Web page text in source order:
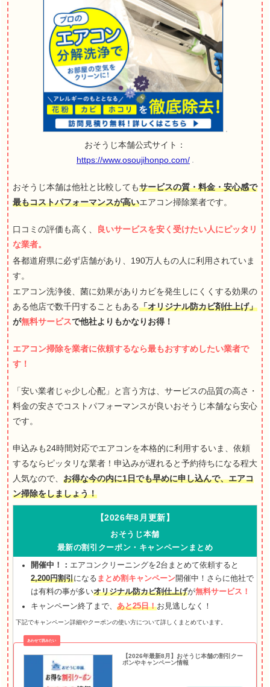
おそうじ本舗公式サイト：
https://www.osoujihonpo.com/
おそうじ本舗は他社と比較してもサービスの質・料金・安心感で
最もコストパフォーマンスが高いエアコン掃除業者です。
口コミの評価も高く、
良いサービスを安く受けたい人にピッタリ
な業者。
各都道府県に必ず店舗があり、190万人もの人に利用されていま
す。
エアコン洗浄後、菌に効果がありカビを発生しにくくする効果の
ある他店で数千円することもある「オリジナル防カビ剤仕上げ」
が無料サービスで他社よりもかなりお得！
エアコン掃除を業者に依頼するなら最もおすすめしたい業者で
す！
「安い業者じゃ少し心配」と言う方は、サービスの品質の高さ・
料金の安さでコストパフォーマンスが良いおそうじ本舗なら安心
です。
申込みも24時間対応でエアコンを本格的に利用するいま、依頼
するならピッタリな業者！申込みが遅れると予約待ちになる程大
人気なので、 お得な今の内に1日でも早めに申し込んで、エアコ
ン掃除をしましょう！
【2026年8月更新】
おそうじ本舗
最新の割引クーポン・キャンペーンまとめ
開催中！： エアコンクリーニングを2台まとめて依頼すると
2,200円割引になる まとめ割キャンペーン開催中！さらに他社で
は有料の事が多いオリジナル防カビ剤仕上げが無料サービス！
キャンペーン終了まで、 あと25日！お見逃しなく！
下記でキャンペーン詳細やクーポンの使い方について詳しくまとめています。
【2026年最新8月】おそうじ本舗の割引クー
ポンやキャンペーン情報